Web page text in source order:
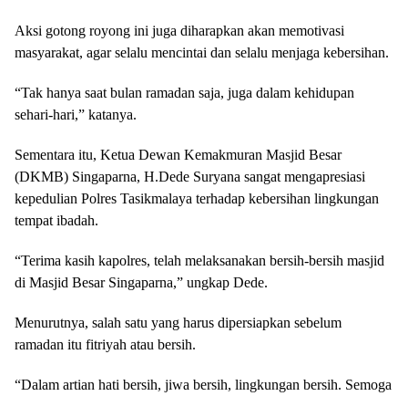
Aksi gotong royong ini juga diharapkan akan memotivasi
masyarakat, agar selalu mencintai dan selalu menjaga kebersihan.
“Tak hanya saat bulan ramadan saja, juga dalam kehidupan
sehari-hari,” katanya.
Sementara itu, Ketua Dewan Kemakmuran Masjid Besar
(DKMB) Singaparna, H.Dede Suryana sangat mengapresiasi
kepedulian Polres Tasikmalaya terhadap kebersihan lingkungan
tempat ibadah.
“Terima kasih kapolres, telah melaksanakan bersih-bersih masjid
di Masjid Besar Singaparna,” ungkap Dede.
Menurutnya, salah satu yang harus dipersiapkan sebelum
ramadan itu fitriyah atau bersih.
“Dalam artian hati bersih, jiwa bersih, lingkungan bersih. Semoga